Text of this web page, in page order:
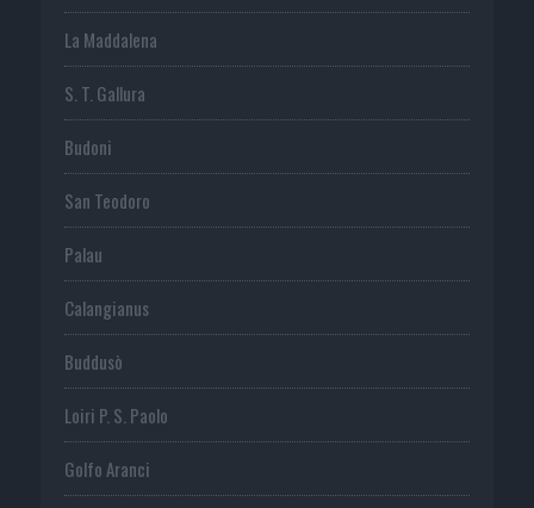
La Maddalena
S. T. Gallura
Budoni
San Teodoro
Palau
Calangianus
Buddusò
Loiri P. S. Paolo
Golfo Aranci